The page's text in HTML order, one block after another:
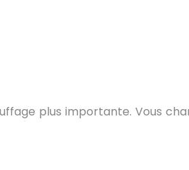
plus importante. Vous